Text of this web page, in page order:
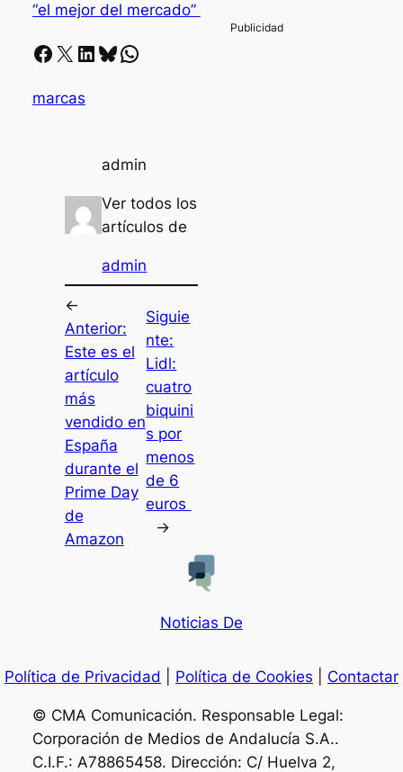
“el mejor del mercado”
Facebook X LinkedIn Bluesky Whatsapp
marcas
admin
Ver todos los
artículos de
admin
←
Anterior:
Este es el
artículo
más
vendido en
España
durante el
Prime Day
de
Amazon
Siguie
nte:
Lidl:
cuatro
biquini
s por
menos
de 6
euros
→
Noticias De
Política de Privacidad Política de Cookies Contactar
© CMA Comunicación. Responsable Legal:
Corporación de Medios de Andalucía S.A..
C.I.F.: A78865458. Dirección: C/ Huelva 2,